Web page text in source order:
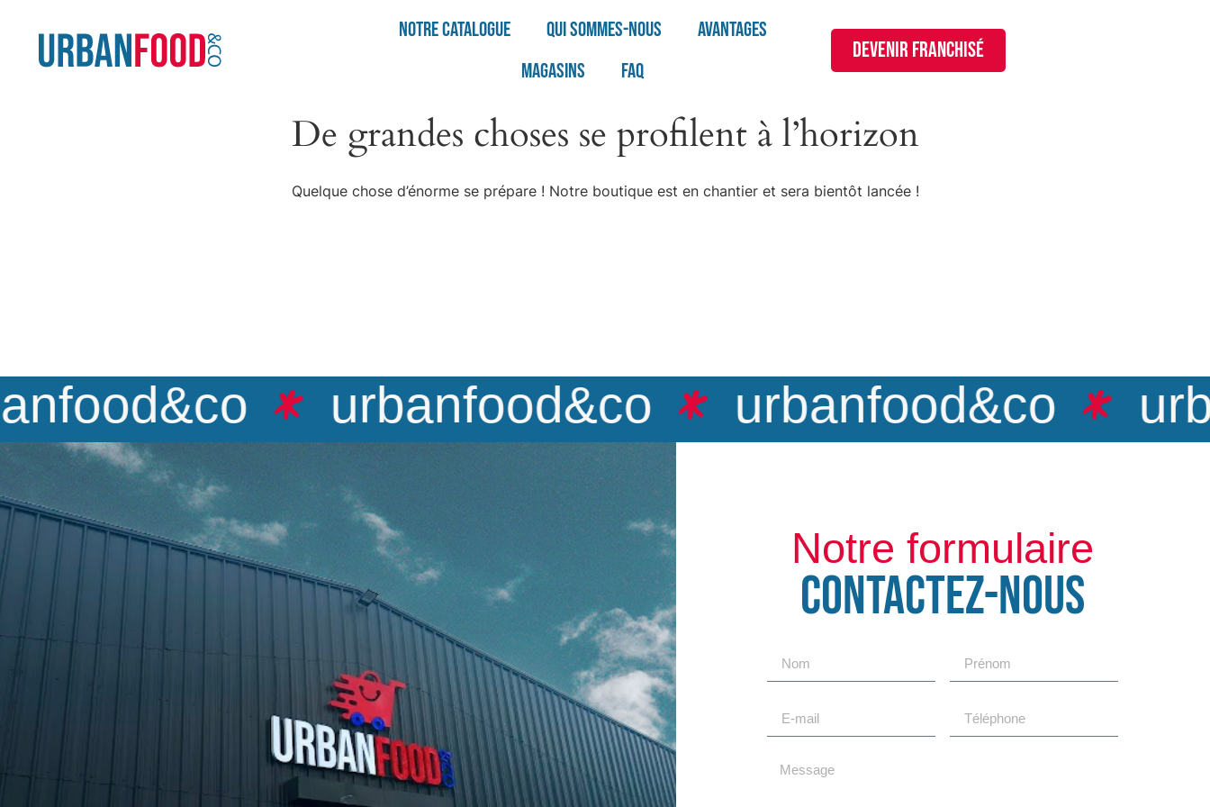
Notre catalogue Qui sommes-nous
Avantages
Magasins
FAQ
devenir franchisé
De grandes choses se profilent à l’horizon
Quelque chose d’énorme se prépare ! Notre boutique est en chantier et sera bientôt lancée !
urbanfood&co urbanfood&co
Notre formulaire
CONTACTEZ-NOUS